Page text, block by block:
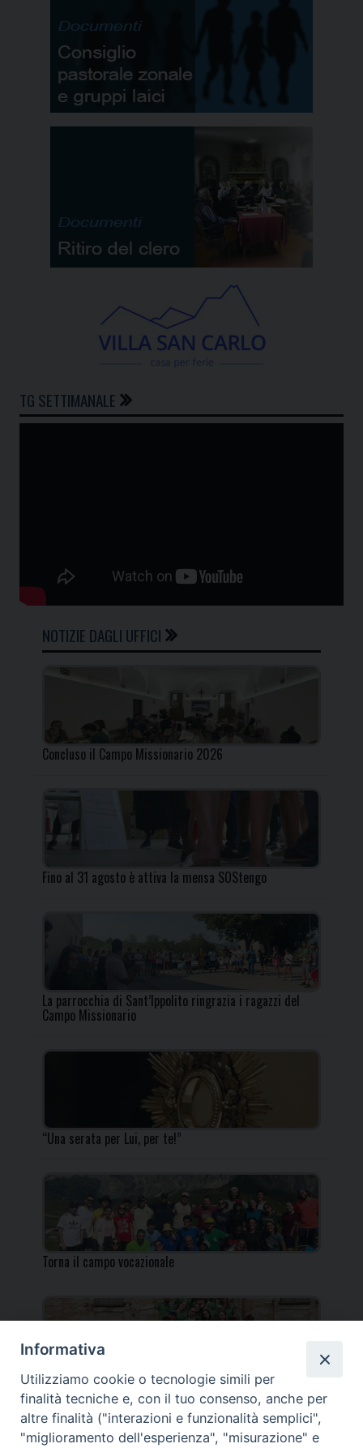
TG SETTIMANALE
NOTIZIE DAGLI UFFICI
Concluso il Campo Missionario 2026
Fino al 31 agosto è attiva la mensa SOStengo
La parrocchia di Sant’Ippolito ringrazia i ragazzi del
Campo Missionario
“Una serata per Lui, per te!”
Torna il campo vocazionale
Torna il Campo Missionario Diocesano
Informativa
Utilizziamo cookie o tecnologie simili per
finalità tecniche e, con il tuo consenso, anche per
altre finalità ("interazioni e funzionalità semplici",
"miglioramento dell'esperienza", "misurazione" e